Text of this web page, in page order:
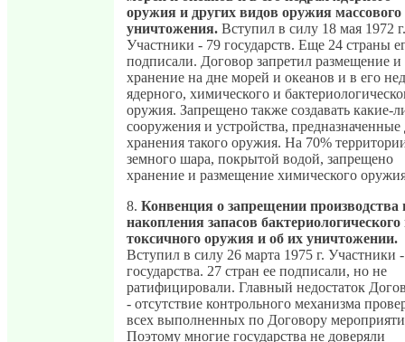
оружия и других видов оружия массового
уничтожения. Вступил в силу 18 мая 1972 г.
Участники - 79 государств. Еще 24 страны
подписали. Договор запретил размещение и
хранение на дне морей и океанов и в его
ядерного, химического и
оружия. Запрещено также создавать какие-
сооружения и устройства, предназначенные
хранения такого оружия. На 70%
земного шара, покрытой водой, запрещено
хранение и размещение химического
8. Конвенция о запрещении производства
накопления запасов бактериологического
токсичного оружия и об их уничтожении.
Вступил в силу 26 марта 1975 г. Участники
государства. 27 стран ее подписали, но не
ратифицировали. Главный недостаток
- отсутствие контрольного механизма
всех выполненных по Договору
Поэтому многие государства не доверяли